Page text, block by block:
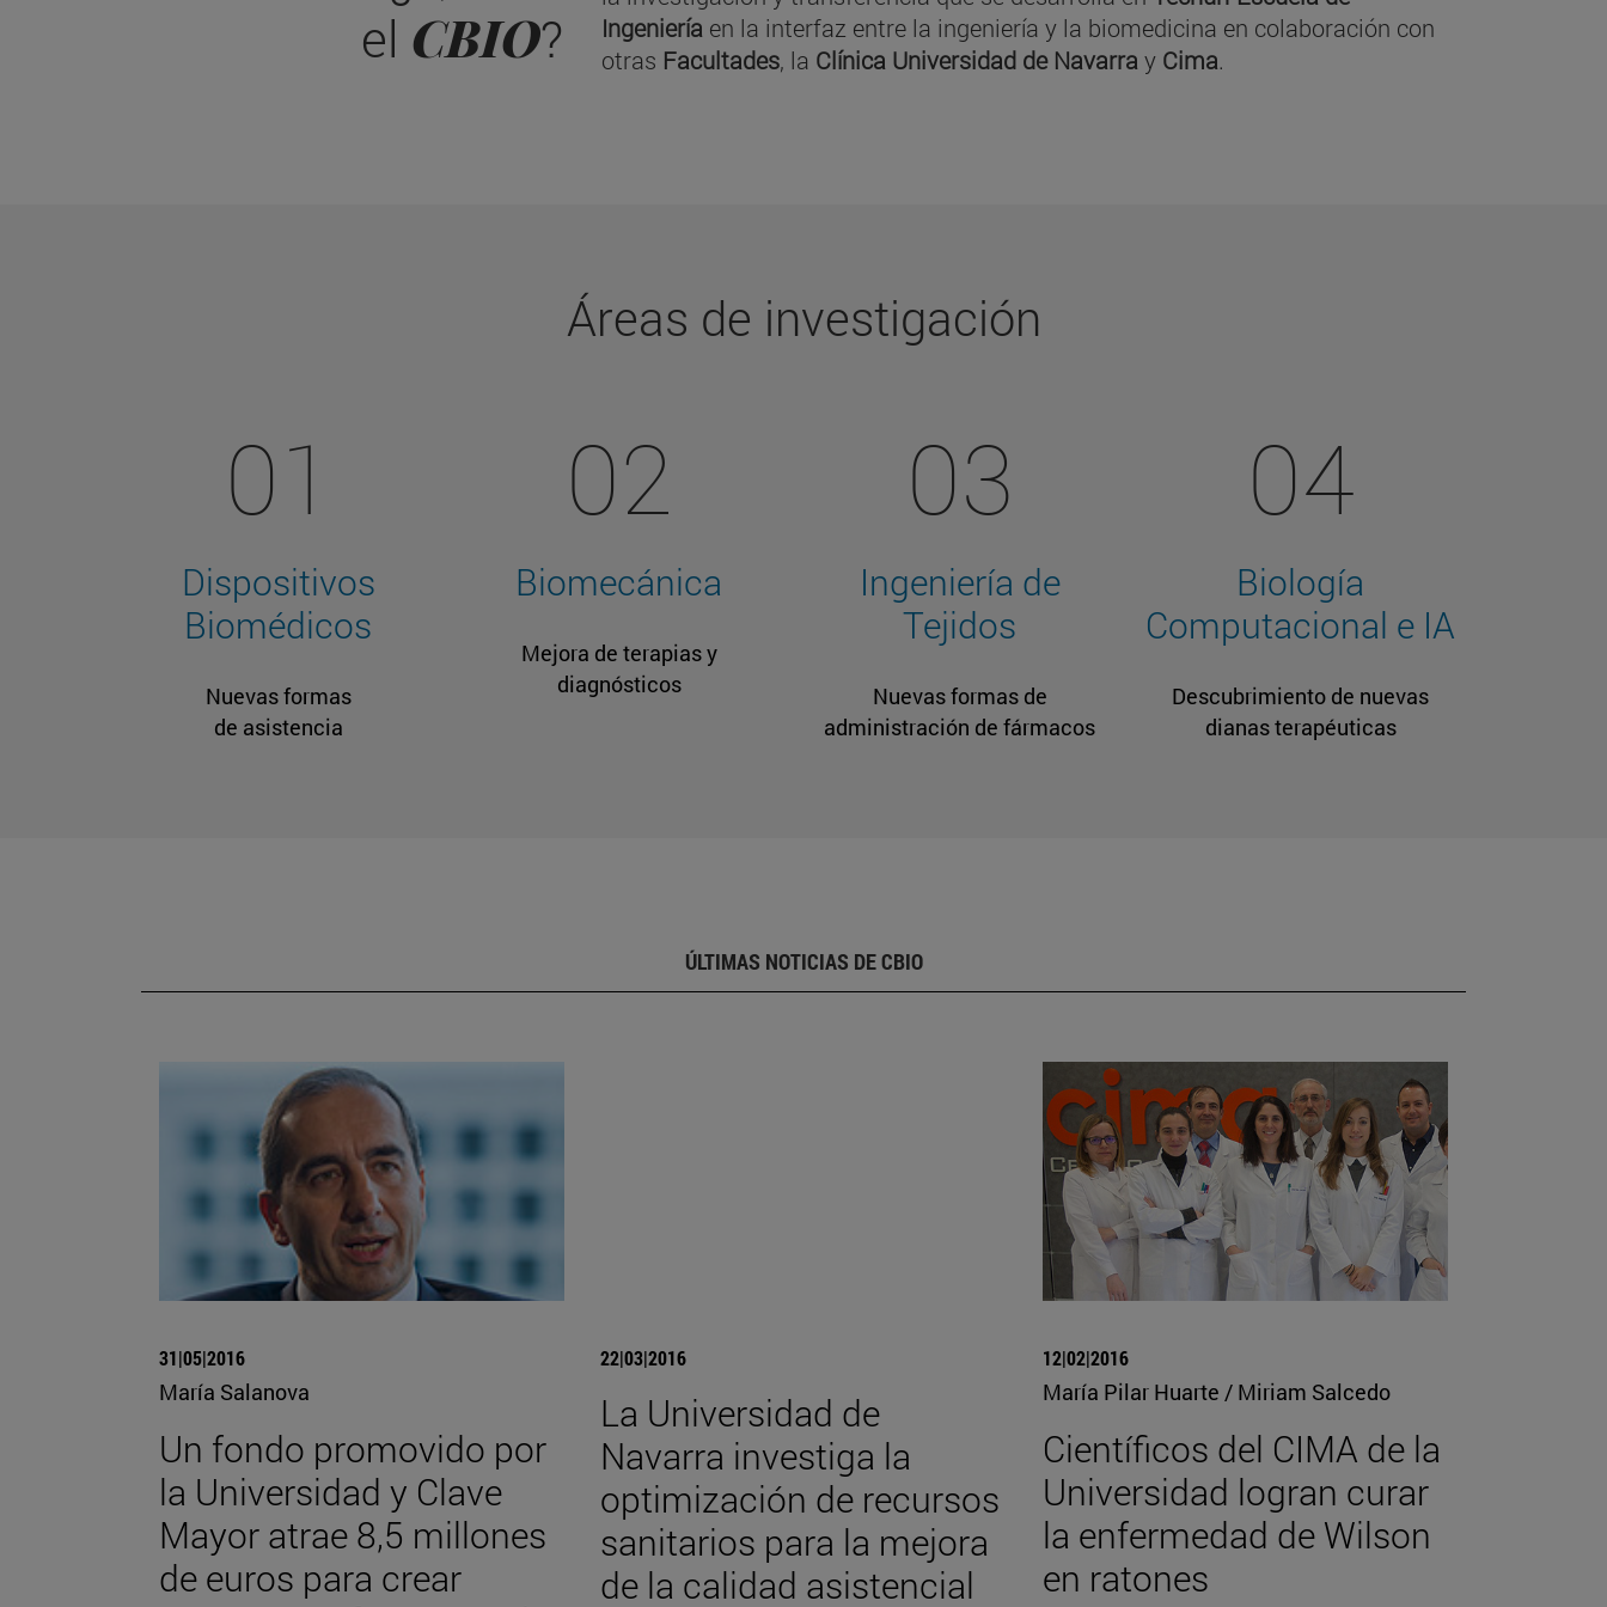
el CBIO?
Ingeniería en la interfaz entre la ingeniería y la biomedicina en colaboración con
otras Facultades, la Clínica Universidad de Navarray Cima.
Áreas de investigación
01
Dispositivos
Biomédicos
Nuevas formas
de asistencia
02
Biomecánica
Mejora de terapias y
diagnósticos
03
Ingeniería de
Tejidos
Nuevas formas de
administración de fármacos
04
Biología
Computacional e IA
Descubrimiento de nuevas
dianas terapéuticas
ÚLTIMAS NOTICIAS DE CBIO
31|05|2016
María Salanova
Un fondo promovido por
la Universidad y Clave
Mayor atrae 8,5 millones
de euros para crear
22|03|2016
La Universidad de
Navarra investiga la
optimización de recursos
sanitarios para la mejora
de la calidad asistencial
12|02|2016
María Pilar Huarte / Miriam Salcedo
Científicos del CIMA de la
Universidad logran curar
la enfermedad de Wilson
en ratones